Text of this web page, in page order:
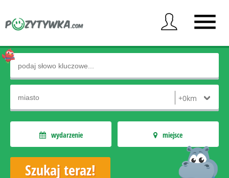
wydarzenie miejsce